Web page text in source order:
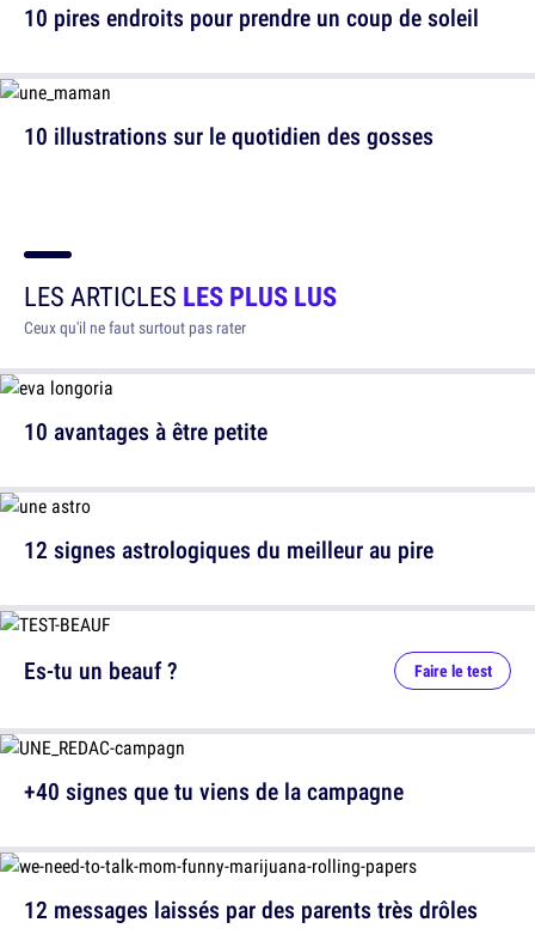
10 pires endroits pour prendre un coup de soleil
10 illustrations sur le quotidien des gosses
LES ARTICLES LES PLUS LUS
Ceux qu'il ne faut surtout pas rater
10 avantages à être petite
12 signes astrologiques du meilleur au pire
12 messages laissés par des parents très drôles
Es-tu un beauf ? Faire le test
+40 signes que tu viens de la campagne